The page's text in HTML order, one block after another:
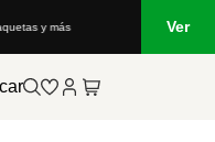
y más Ver